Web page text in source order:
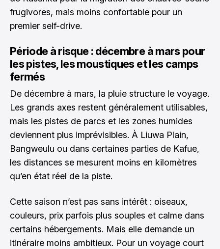
frugivores, mais moins confortable pour un
premier self-drive.
Période à risque : décembre à mars pour
les pistes, les moustiques et les camps
fermés
De décembre à mars, la pluie structure le voyage.
Les grands axes restent généralement utilisables,
mais les pistes de parcs et les zones humides
deviennent plus imprévisibles. À Liuwa Plain,
Bangweulu ou dans certaines parties de Kafue,
les distances se mesurent moins en kilomètres
qu’en état réel de la piste.
Cette saison n’est pas sans intérêt : oiseaux,
couleurs, prix parfois plus souples et calme dans
certains hébergements. Mais elle demande un
itinéraire moins ambitieux. Pour un voyage court